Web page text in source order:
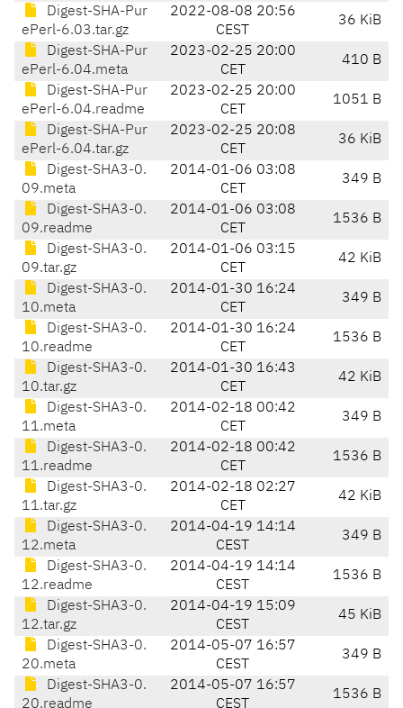
Digest-SHA-Pur
ePerl-6.03.tar.gz
2022-08-08 20:56
CEST
36 KiB
Digest-SHA-Pur
ePerl-6.04.meta
2023-02-25 20:00
CET
410 B
Digest-SHA-Pur
ePerl-6.04.readme
2023-02-25 20:00
CET
1051 B
Digest-SHA-Pur
ePerl-6.04.tar.gz
2023-02-25 20:08
CET
36 KiB
Digest-SHA3-0.
09.meta
2014-01-06 03:08
CET
349 B
Digest-SHA3-0.
09.readme
2014-01-06 03:08
CET
1536 B
Digest-SHA3-0.
09.tar.gz
2014-01-06 03:15
CET
42 KiB
Digest-SHA3-0.
10.meta
2014-01-30 16:24
CET
349 B
Digest-SHA3-0.
10.readme
2014-01-30 16:24
CET
1536 B
Digest-SHA3-0.
10.tar.gz
2014-01-30 16:43
CET
42 KiB
Digest-SHA3-0.
11.meta
2014-02-18 00:42
CET
349 B
Digest-SHA3-0.
11.readme
2014-02-18 00:42
CET
1536 B
Digest-SHA3-0.
11.tar.gz
2014-02-18 02:27
CET
42 KiB
Digest-SHA3-0.
12.meta
2014-04-19 14:14
CEST
349 B
Digest-SHA3-0.
12.readme
2014-04-19 14:14
CEST
1536 B
Digest-SHA3-0.
12.tar.gz
2014-04-19 15:09
CEST
45 KiB
Digest-SHA3-0.
20.meta
2014-05-07 16:57
CEST
349 B
Digest-SHA3-0.
20.readme
2014-05-07 16:57
CEST
1536 B